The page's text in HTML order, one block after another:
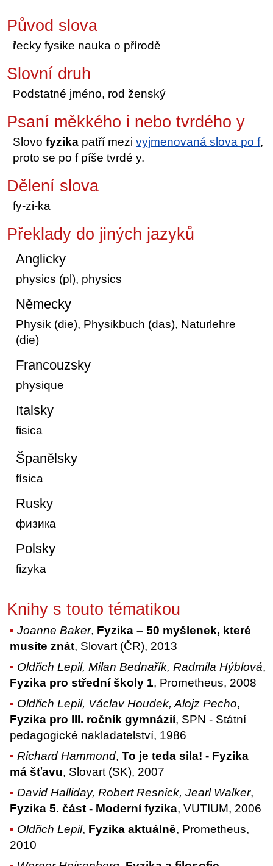
Původ slova
řecky fysike nauka o přírodě
Slovní druh
Podstatné jméno, rod ženský
Psaní měkkého i nebo tvrdého y
Slovofyzika patří mezivyjmenovaná slova po f,
proto se po f píše tvrdé y.
Dělení slova
fy-zi-ka
Překlady do jiných jazyků
Anglicky
physics (pl), physics
Německy
Physik (die), Physikbuch (das), Naturlehre
(die)
Francouzsky
physique
Italsky
fisica
Španělsky
física
Rusky
физика
Polsky
fizyka
Knihy s touto tématikou
Joanne Baker, Fyzika – 50 myšlenek, které
musíte znát, Slovart (ČR), 2013
Oldřich Lepil, Milan Bednařík, Radmila Hýblová,
Fyzika pro střední školy 1, Prometheus, 2008
Oldřich Lepil, Václav Houdek, Alojz Pecho,
Fyzika pro III. ročník gymnázií, SPN - Státní
pedagogické nakladatelství, 1986
Richard Hammond,To je teda sila! - Fyzika
má šťavu, Slovart (SK), 2007
David Halliday, Robert Resnick, Jearl Walker,
Fyzika 5. část - Moderní fyzika, VUTIUM, 2006
Oldřich Lepil, Fyzika aktuálně, Prometheus,
2010